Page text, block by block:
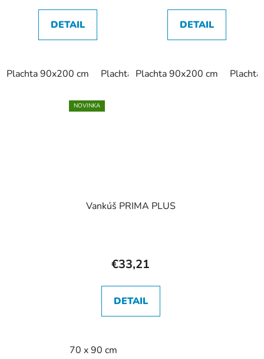
DETAIL
Plachta 90x200 cm Plachta 180x200 cm
DETAIL
Plachta 90x200 cm
NOVINKA
Vankúš PRIMA PLUS
€33,21
DETAIL
70 x 90 cm